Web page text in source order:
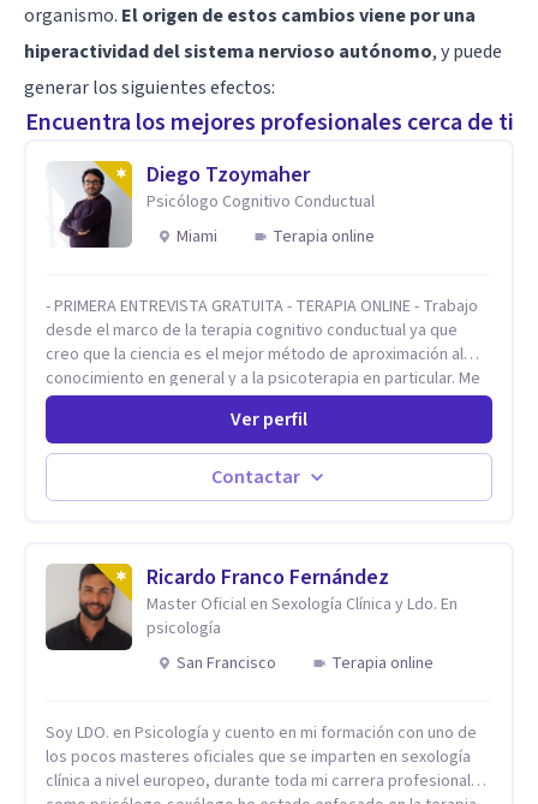
organismo. El origen de estos cambios viene por una
hiperactividad del sistema nervioso autónomo, y puede
generar los siguientes efectos:
Encuentra los mejores profesionales cerca de ti
Diego Tzoymaher
Psicólogo Cognitivo Conductual
Miami
Terapia online
- PRIMERA ENTREVISTA GRATUITA - TERAPIA ONLINE - Trabajo
desde el marco de la terapia cognitivo conductual ya que
creo que la ciencia es el mejor método de aproximación al
conocimiento en general y a la psicoterapia en particular. Me
interesan los procesos de cambio conductual por los que una
persona pueda alcanzar sus objetivos, transitando,
aceptando y modificando sus patrones cognitivos y
emocionales. Abordo patologías específicas como trastornos
de ansiedad y del ánimo, y también crisis vitales y procesos
Ver perfil
Contactar
Ricardo Franco Fernández
Master Oficial en Sexología Clínica y Ldo. En
psicología
San Francisco
Terapia online
Soy LDO. en Psicología y cuento en mi formación con uno de
los pocos masteres oficiales que se imparten en sexología
clínica a nivel europeo, durante toda mi carrera profesional